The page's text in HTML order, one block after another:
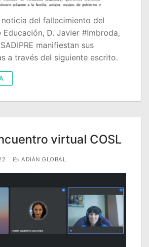
del fallecimiento del
Educación, D. Javier #Imbroda,
manifiestan sus
a través del siguiente escrito.
virtual COSL
ADIÁN GLOBAL